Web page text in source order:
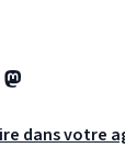
Mastodon
dans votre